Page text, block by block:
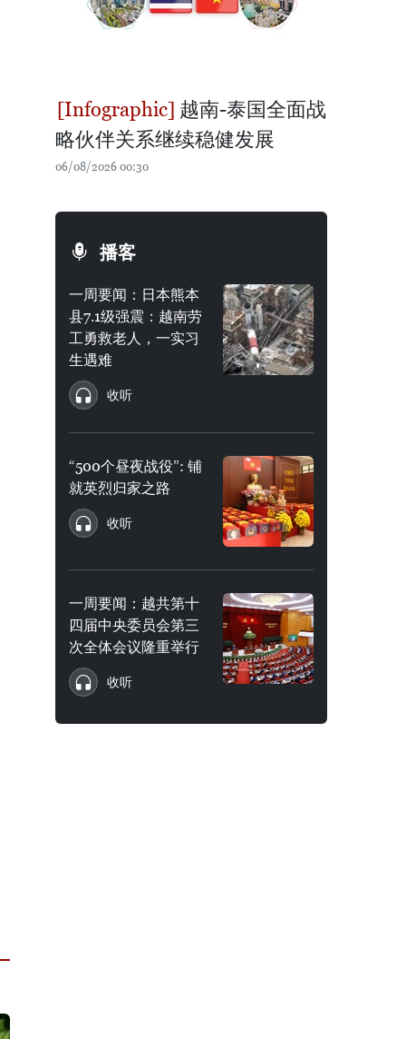
越南-泰国全面战
略伙伴关系继续稳健发展
06/08/2026 00:30
播客
一周要闻：日本熊本
县7.1级强震：越南劳
工勇救老人，一实习
生遇难
收听
“500个昼夜战役”: 铺
就英烈归家之路
收听
一周要闻：越共第十
四届中央委员会第三
次全体会议隆重举行
收听